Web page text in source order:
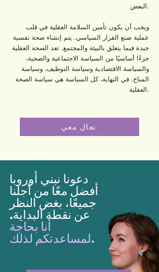
البعض.
ويجب أن يكون تأمين السلامة العقلية في قلب
عملية صنع القرار السياسي. يتم إنشاء صحة نفسية
جيدة فيما يتعلق بالبيئة والمجتمع. تعد الصحة العقلية
جزءًا أساسيًا من السياسة الاجتماعية والصحية،
والسياسة الاقتصادية وسياسة التوظيف، وسياسة
المناخ. في النهاية، كل السياسة هي سياسة الصحة
العقلية.
تعال معي
دعونا نبني أوروبا
أفضل معًا من أجلنا
جميعًا، بغض النظر
عن نقطة البداية.
أنا بحاجة
لمساعدتكم لذلك.